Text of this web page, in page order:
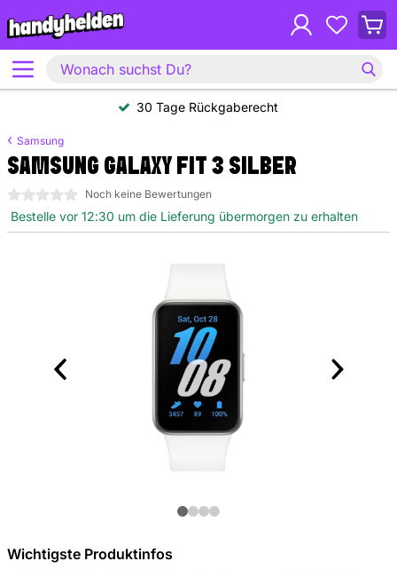
30 Tage Rückgaberecht
Samsung
SAMSUNG GALAXY FIT 3 SILBER
0 Sterne Noch keine Bewertungen
Bestelle vor 12:30 um die Lieferung übermorgen zu erhalten
Wichtigste Produktinfos